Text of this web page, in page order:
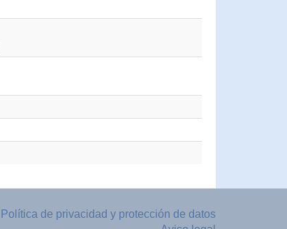
Política de privacidad y protección de datos